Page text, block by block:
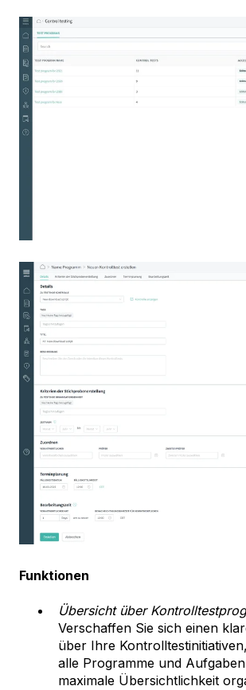
Funktionen
Übersicht über
Verschaffen Sie sich einen
über Ihre
alle Programme und
maximale Übersichtlichkeit